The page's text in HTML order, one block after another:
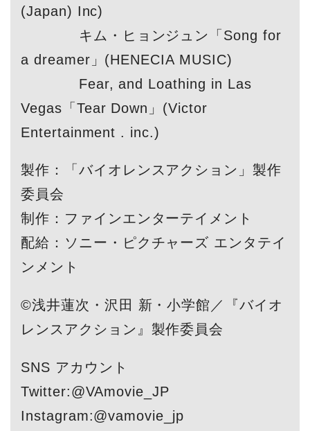
(Japan) Inc)
キム・ヒョンジュン「Song for
a dreamer」(HENECIA MUSIC)
Fear, and Loathing in Las
Vegas「Tear Down」(Victor
Entertainment . inc.)
製作：「バイオレンスアクション」製作
委員会
制作：ファインエンターテイメント
配給：ソニー・ピクチャーズ エンタテイ
ンメント
©浅井蓮次・沢田 新・小学館／『バイオ
レンスアクション』製作委員会
SNS アカウント
Twitter:@VAmovie_JP
Instagram:@vamovie_jp